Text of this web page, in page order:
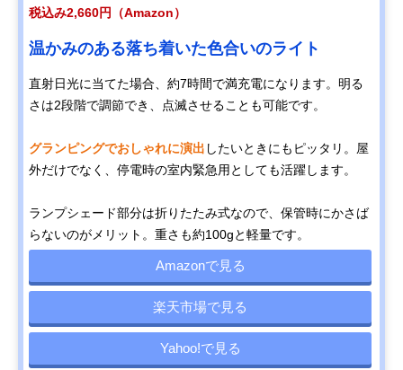
税込み2,660円（Amazon）
温かみのある落ち着いた色合いのライト
直射日光に当てた場合、約7時間で満充電になります。明る
さは2段階で調節でき、点滅させることも可能です。
グランピングでおしゃれに演出 したいときにもピッタリ。屋
外だけでなく、停電時の室内緊急用としても活躍します。
ランプシェード部分は折りたたみ式なので、保管時にかさば
らないのがメリット。重さも約100gと軽量です。
Amazonで見る
楽天市場で見る
Yahoo!で見る